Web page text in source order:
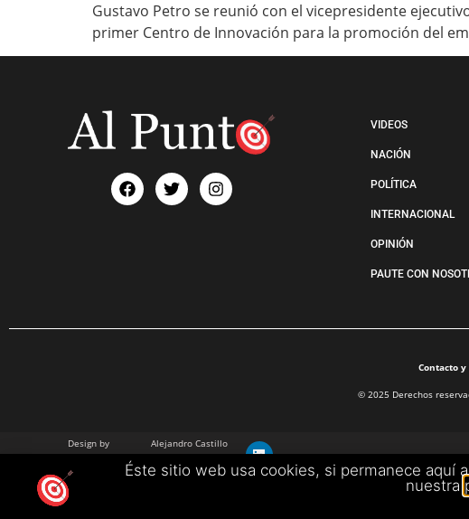
Gustavo Petro se reunió con el vicepresidente
primer Centro de Innovación para la promoción del
VIDEOS
NACIÓN
POLÍTICA
INTERNACIONAL
OPINIÓN
PAUTE CON
Contacto
© 2025 Derechos
Design by
Alejandro Castillo
info@alejandrocastillo.co
+57 3102680657
Éste sitio web usa cookies, si permanece aquí
nuestra